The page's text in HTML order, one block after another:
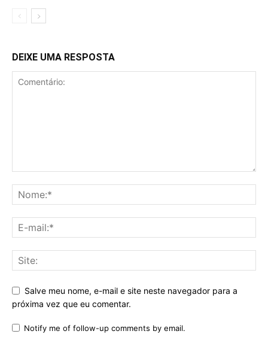
DEIXE UMA RESPOSTA
Salve meu nome, e-mail e site neste navegador para a
próxima vez que eu comentar.
Notify me of follow-up comments by email.